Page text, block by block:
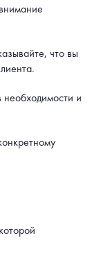
что вы
необходимости и